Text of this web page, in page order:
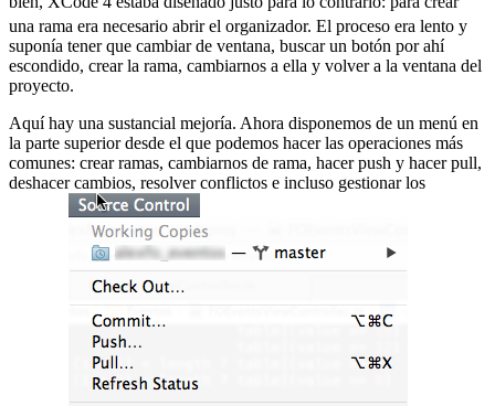
una rama era necesario abrir el organizador. El proceso era lento y
suponía tener que cambiar de ventana, buscar un botón por ahí
escondido, crear la rama, cambiarnos a ella y volver a la ventana del
proyecto.
Aquí hay una sustancial mejoría. Ahora disponemos de un menú en
la parte superior desde el que podemos hacer las operaciones más
comunes: crear ramas, cambiarnos de rama, hacer push y hacer pull,
deshacer cambios, resolver conflictos e incluso gestionar los